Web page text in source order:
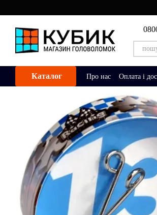
Каталог Про нас Оплата і